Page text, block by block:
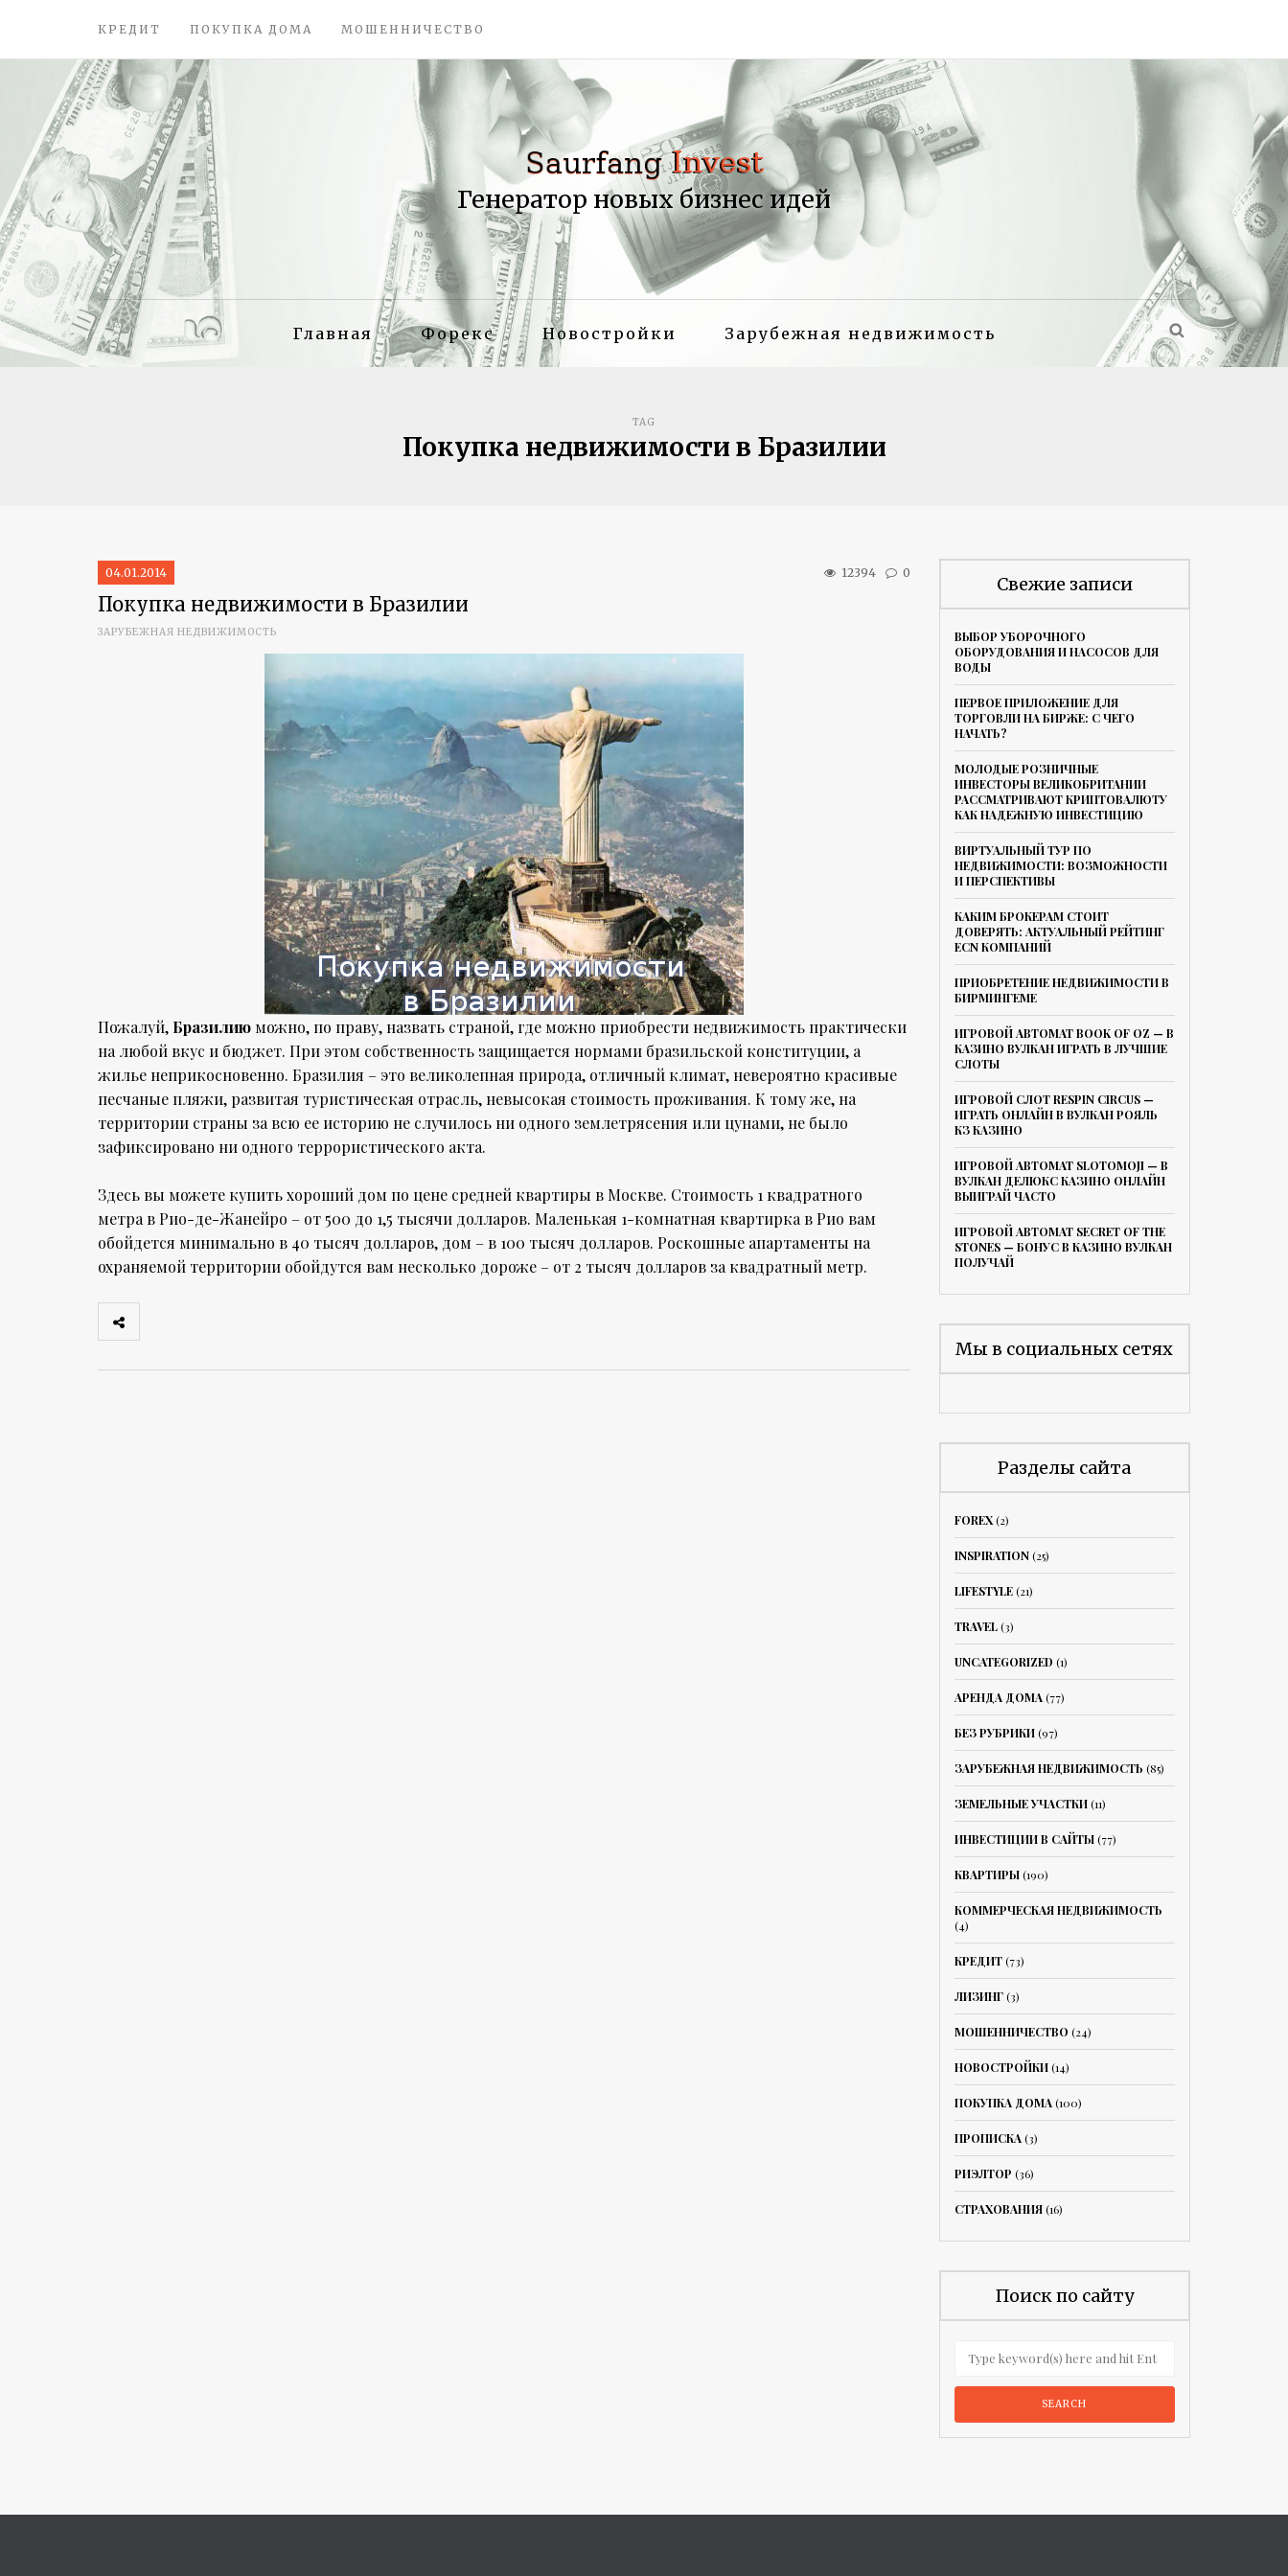
КРЕДИТ ПОКУПКА ДОМА МОШЕННИЧЕСТВО
Генератор новых бизнес идей
Главная Форекс Новостройки Зарубежная недвижимость
TAG
Покупка недвижимости в Бразилии
04.01.2014 12394 0
Покупка недвижимости в Бразилии
ЗАРУБЕЖНАЯ НЕДВИЖИМОСТЬ
Пожалуй, Бразилию можно, по праву, назвать страной, где можно приобрести недвижимость практически
на любой вкус и бюджет. При этом собственность защищается нормами бразильской конституции, а
жилье неприкосновенно. Бразилия – это великолепная природа, отличный климат, невероятно красивые
песчаные пляжи, развитая туристическая отрасль, невысокая стоимость проживания. К тому же, на
территории страны за всю ее историю не случилось ни одного землетрясения или цунами, не было
зафиксировано ни одного террористического акта.
Здесь вы можете купить хороший дом по цене средней квартиры в Москве. Стоимость 1 квадратного
метра в Рио-де-Жанейро – от 500 до 1,5 тысячи долларов. Маленькая 1-комнатная квартирка в Рио вам
обойдется минимально в 40 тысяч долларов, дом – в 100 тысяч долларов. Роскошные апартаменты на
охраняемой территории обойдутся вам несколько дороже – от 2 тысяч долларов за квадратный метр.
Свежие записи
ВЫБОР УБОРОЧНОГО
ОБОРУДОВАНИЯ И НАСОСОВ ДЛЯ
ВОДЫ
ПЕРВОЕ ПРИЛОЖЕНИЕ ДЛЯ
ТОРГОВЛИ НА БИРЖЕ: С ЧЕГО
НАЧАТЬ?
МОЛОДЫЕ РОЗНИЧНЫЕ
ИНВЕСТОРЫ ВЕЛИКОБРИТАНИИ
РАССМАТРИВАЮТ КРИПТОВАЛЮТУ
КАК НАДЕЖНУЮ ИНВЕСТИЦИЮ
ВИРТУАЛЬНЫЙ ТУР ПО
НЕДВИЖИМОСТИ: ВОЗМОЖНОСТИ
И ПЕРСПЕКТИВЫ
КАКИМ БРОКЕРАМ СТОИТ
ДОВЕРЯТЬ: АКТУАЛЬНЫЙ РЕЙТИНГ
ECN КОМПАНИЙ
ПРИОБРЕТЕНИЕ НЕДВИЖИМОСТИ В
БИРМИНГЕМЕ
ИГРОВОЙ АВТОМАТ BOOK OF OZ — В
КАЗИНО ВУЛКАН ИГРАТЬ В ЛУЧШИЕ
СЛОТЫ
ИГРОВОЙ СЛОТ RESPIN CIRCUS —
ИГРАТЬ ОНЛАЙН В ВУЛКАН РОЯЛЬ
КЗ КАЗИНО
ИГРОВОЙ АВТОМАТ SLOTOMOJI — В
ВУЛКАН ДЕЛЮКС КАЗИНО ОНЛАЙН
ВЫИГРАЙ ЧАСТО
ИГРОВОЙ АВТОМАТ SECRET OF THE
STONES — БОНУС В КАЗИНО ВУЛКАН
ПОЛУЧАЙ
Мы в социальных сетях
Разделы сайта
FOREX(2)
INSPIRATION(25)
LIFESTYLE(21)
TRAVEL(3)
UNCATEGORIZED (1)
АРЕНДА ДОМА(77)
БЕЗ РУБРИКИ(97)
ЗАРУБЕЖНАЯ НЕДВИЖИМОСТЬ (85)
ЗЕМЕЛЬНЫЕ УЧАСТКИ(11)
ИНВЕСТИЦИИ В САЙТЫ(77)
КВАРТИРЫ(190)
КОММЕРЧЕСКАЯ НЕДВИЖИМОСТЬ
(4)
КРЕДИТ(73)
ЛИЗИНГ(3)
МОШЕННИЧЕСТВО (24)
НОВОСТРОЙКИ(14)
ПОКУПКА ДОМА(100)
ПРОПИСКА(3)
РИЭЛТОР (36)
СТРАХОВАНИЯ(16)
Поиск по сайту